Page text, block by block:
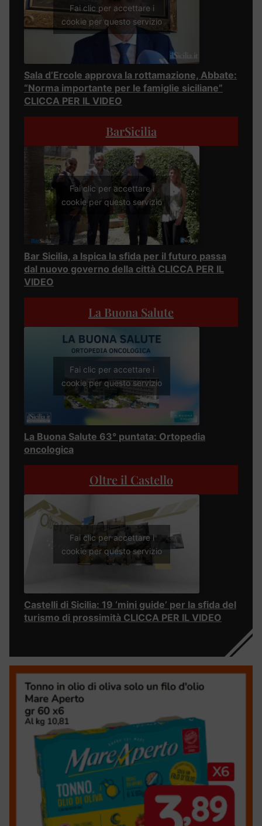
Fai clic per accettare i
cookie per questo servizio
Sala d’Ercole approva la rottamazione, Abbate:
“Norma importante per le famiglie siciliane”
CLICCA PER IL VIDEO
BarSicilia
Fai clic per accettare i
cookie per questo servizio
Bar Sicilia, a Ispica la sfida per il futuro passa
dal nuovo governo della città CLICCA PER IL
VIDEO
La Buona Salute
Fai clic per accettare i
cookie per questo servizio
La Buona Salute 63° puntata: Ortopedia
oncologica
Oltre il Castello
Fai clic per accettare i
cookie per questo servizio
Castelli di Sicilia: 19 ‘mini guide’ per la sfida del
turismo di prossimità CLICCA PER IL VIDEO